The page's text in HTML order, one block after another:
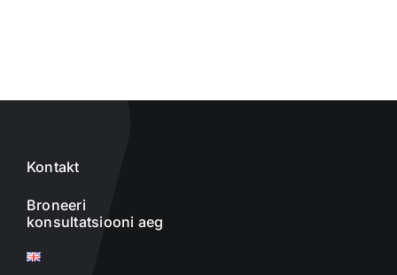
Kontakt
Broneeri
konsultatsiooni aeg